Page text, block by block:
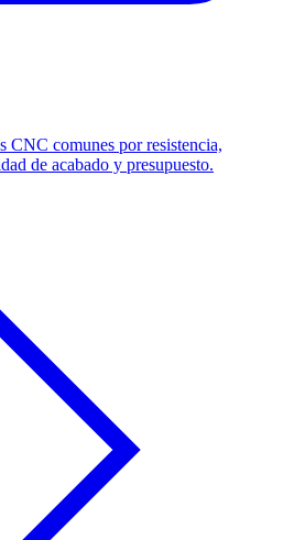
CNC comunes por resistencia,
de acabado y presupuesto.